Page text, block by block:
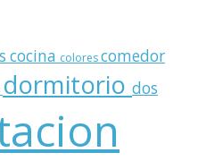
cocina colorescomedor
dormitorio dos